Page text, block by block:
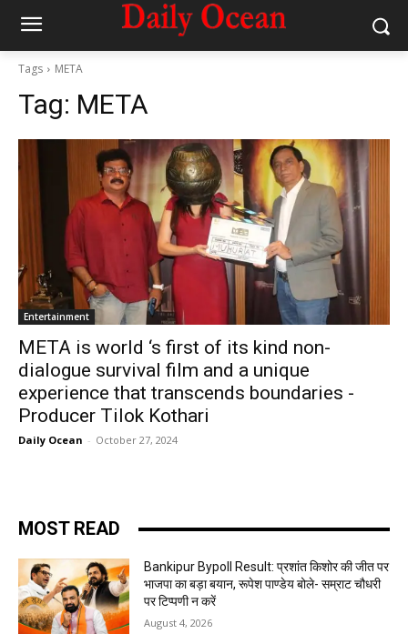
Tags META
Tag: META
Entertainment
META is world ‘s first of its kind non-
dialogue survival film and a unique
experience that transcends boundaries -
Producer Tilok Kothari
Daily Ocean - October 27, 2024
MOST READ
Bankipur Bypoll Result: प्रशांत किशोर की जीत पर
भाजपा का बड़ा बयान, रूपेश पाण्डेय बोले- सम्राट चौधरी
पर टिप्पणी न करें
August 4, 2026